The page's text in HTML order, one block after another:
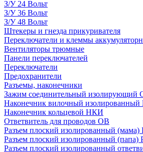
З/У 24 Вольт
З/У 36 Вольт
З/У 48 Вольт
Штекеры и гнезда прикуривателя
Переключатели и клеммы
Вентиляторы трюмные
Панели переключателей
Переключатели
Предохранители
Разъемы, наконечники
Зажим соединительный изолирующий
Наконечник вилочный
Наконечник кольцевой НКИ
Ответвитель для проводов ОВ
Разъем плоский изолированный
Разъем плоский изолированный
Разъем плоский изолированный